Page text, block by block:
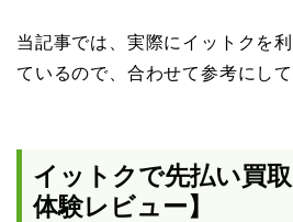
当記事では、実際にイットクを
ているので、合わせて参考にして
イットクで先払い買
体験レビュー】